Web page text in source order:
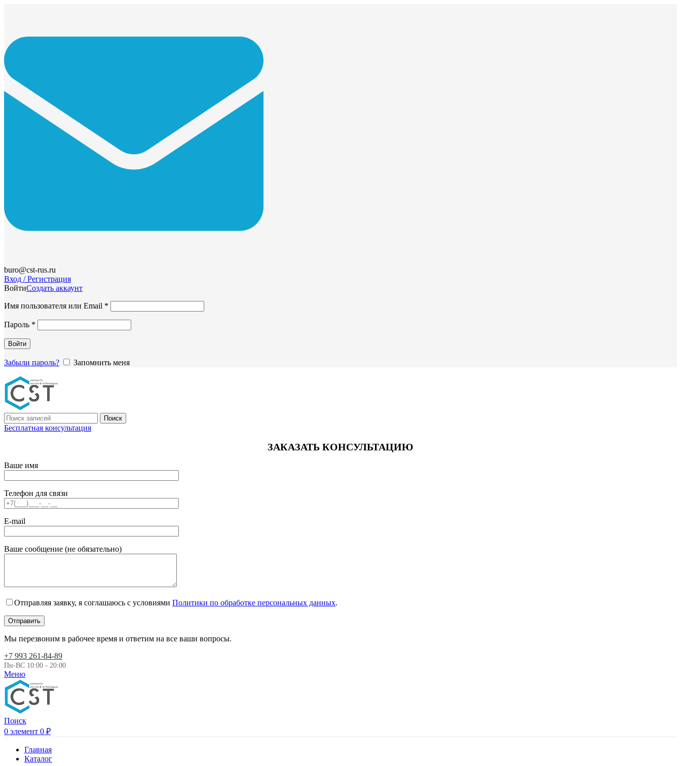
buro@cst-rus.ru
Вход / Регистрация
ВойтиСоздать аккаунт
Имя пользователя или Email *
Пароль *
Войти
Забыли пароль? Запомнить меня
Поиск
Бесплатная консультация
ЗАКАЗАТЬ КОНСУЛЬТАЦИЮ
Ваше имя
Телефон для связи
E-mail
Ваше сообщение (не обязательно)
Отправляя заявку, я соглашаюсь с условиями Политики по обработке персональных данных.
Мы перезвоним в рабочее время и ответим на все ваши вопросы.
+7 993 261-84-89
Пн-ВС 10:00 - 20:00
Меню
Поиск
0 элемент 0 ₽
Главная
Каталог